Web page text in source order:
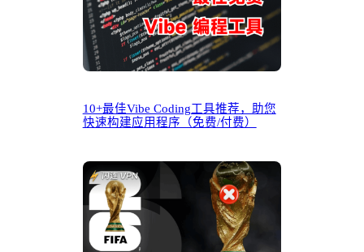
10+最佳Vibe Coding工具推荐，助您
快速构建应用程序（免费/付费）